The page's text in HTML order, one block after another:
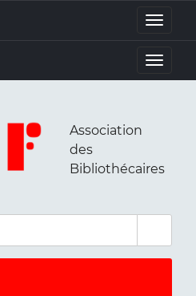
Toggle
Toggle
Association
des
Bibliothécaires